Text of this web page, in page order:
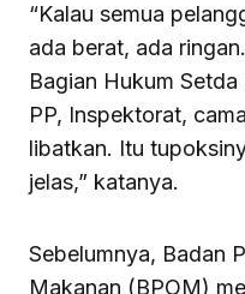
“Kalau semua
ada berat, ada
Bagian Hukum
PP, Inspektorat,
libatkan. Itu
jelas,” katanya.
Sebelumnya, Badan
Makanan (BPOM)